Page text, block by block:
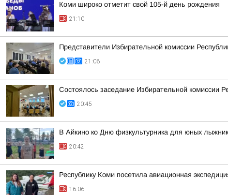
Коми широко отметит свой 105-й день рождения
21:10
Представители Избирательной комиссии
21:06
Состоялось заседание Избирательной комиссии
20:45
В Айкино ко Дню физкультурника для юных
20:42
Республику Коми посетила авиационная
16:06